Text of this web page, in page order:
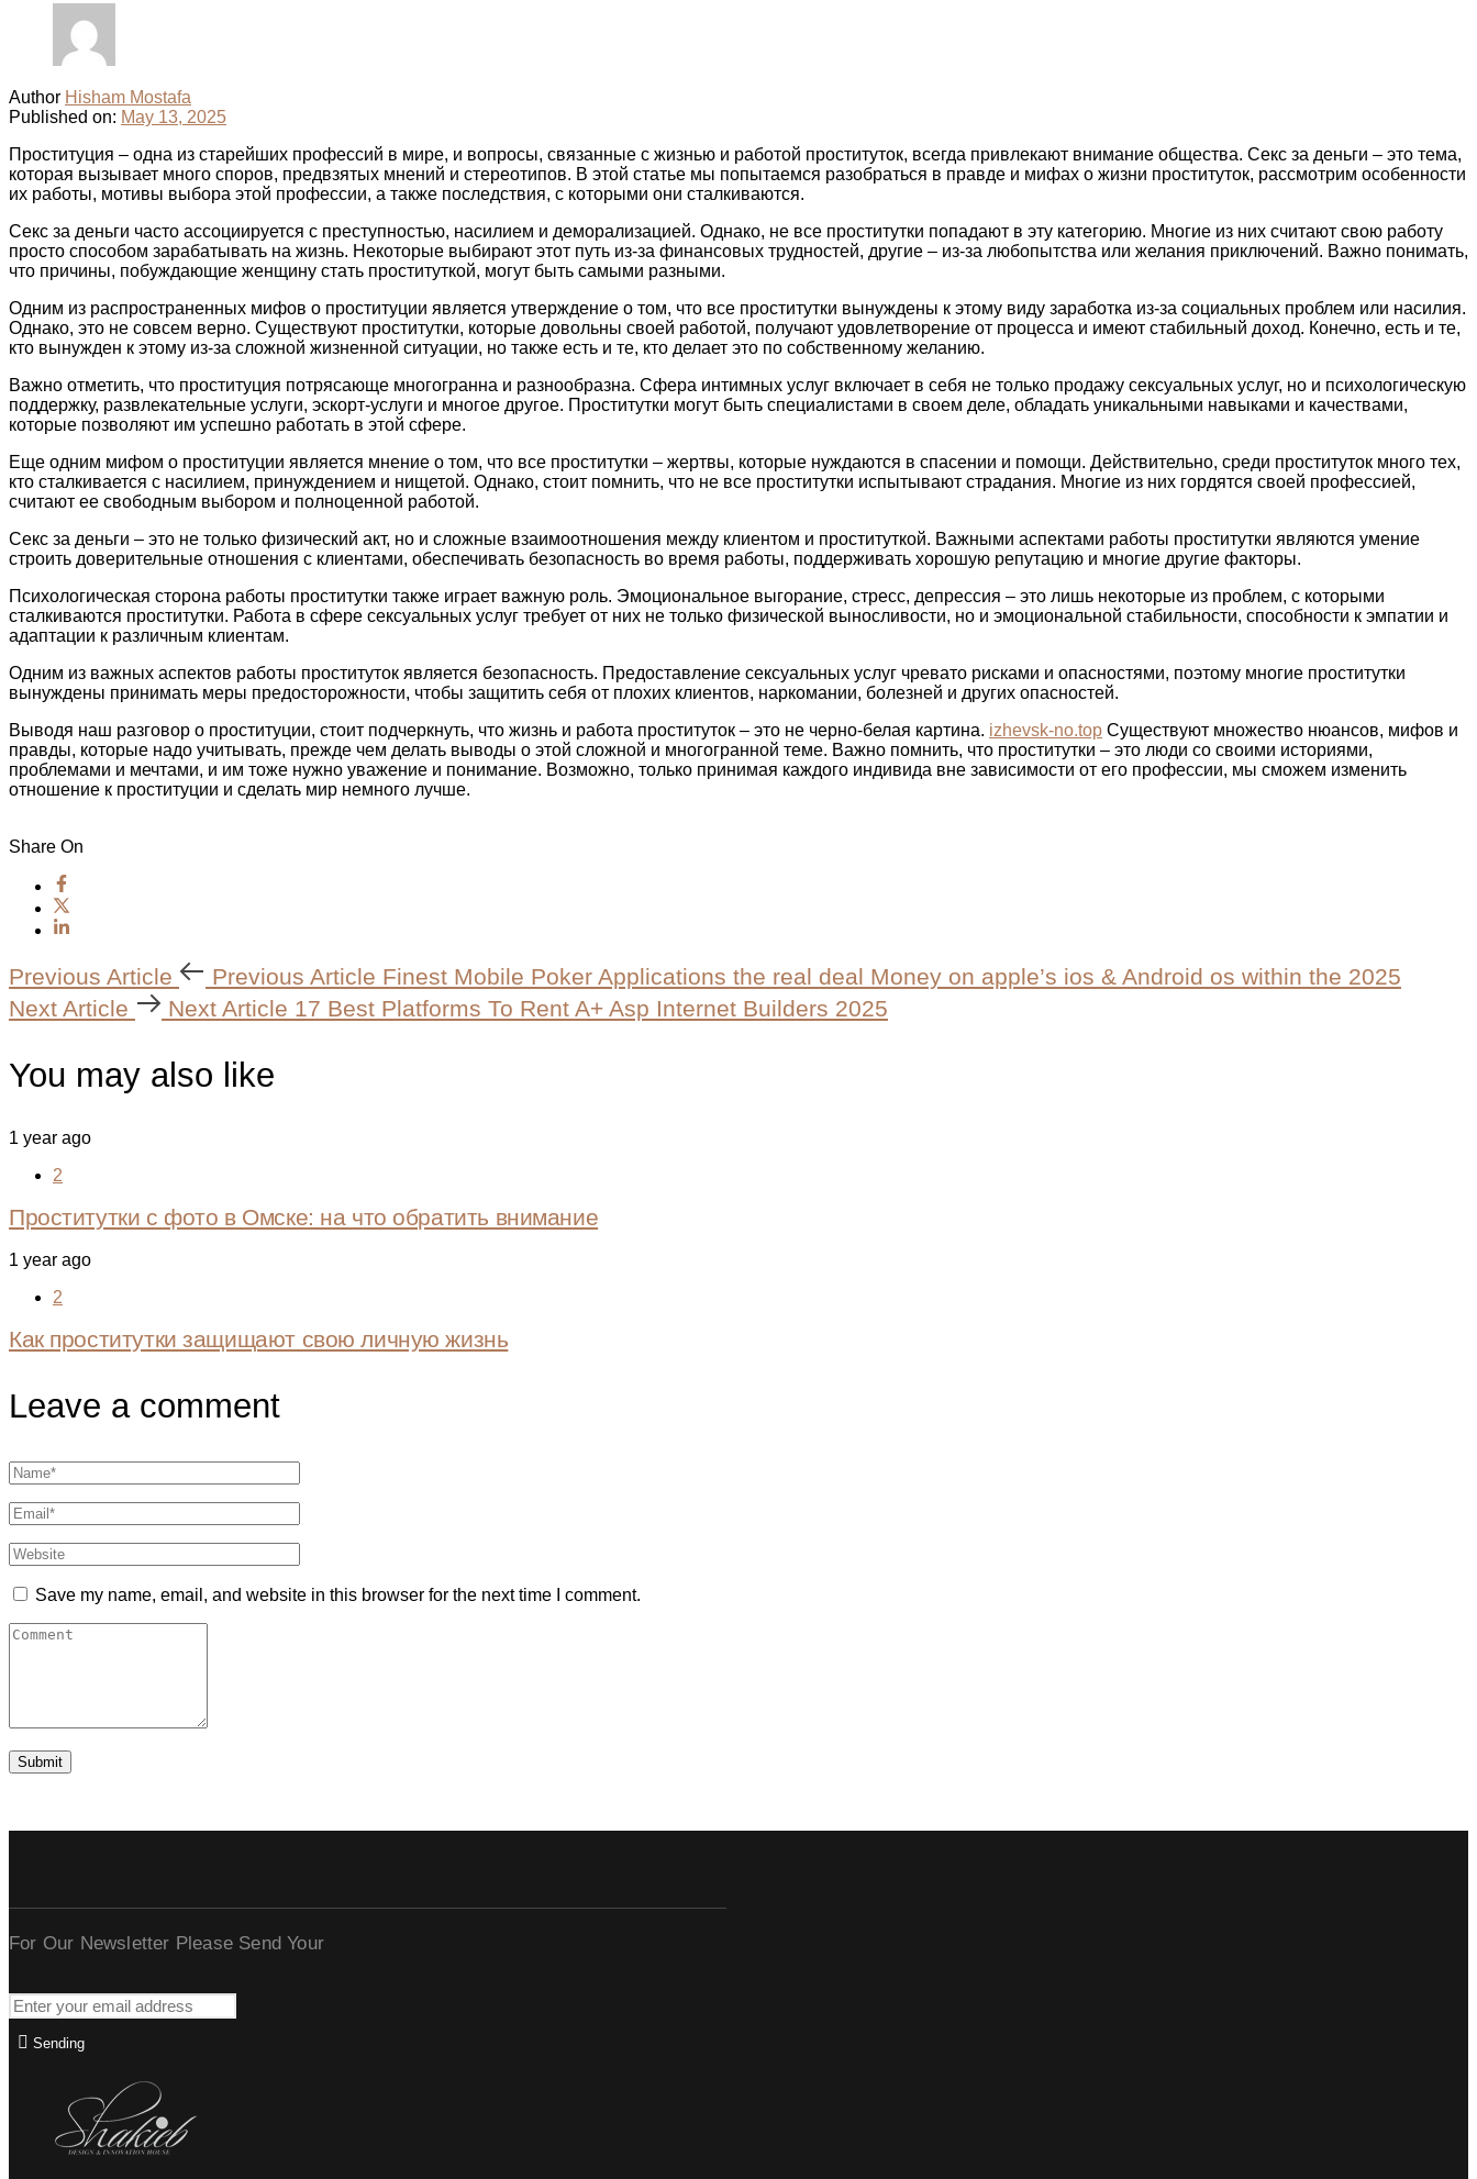
Author Hisham Mostafa
Published on: May 13, 2025
Проституция – одна из старейших профессий в мире, и вопросы, связанные с жизнью и работой проституток, всегда привлекают внимание общества. Секс за деньги – это тема,
которая вызывает много споров, предвзятых мнений и стереотипов. В этой статье мы попытаемся разобраться в правде и мифах о жизни проституток, рассмотрим особенности
их работы, мотивы выбора этой профессии, а также последствия, с которыми они сталкиваются.
Секс за деньги часто ассоциируется с преступностью, насилием и деморализацией. Однако, не все проститутки попадают в эту категорию. Многие из них считают свою работу
просто способом зарабатывать на жизнь. Некоторые выбирают этот путь из-за финансовых трудностей, другие – из-за любопытства или желания приключений. Важно понимать,
что причины, побуждающие женщину стать проституткой, могут быть самыми разными.
Одним из распространенных мифов о проституции является утверждение о том, что все проститутки вынуждены к этому виду заработка из-за социальных проблем или насилия.
Однако, это не совсем верно. Существуют проститутки, которые довольны своей работой, получают удовлетворение от процесса и имеют стабильный доход. Конечно, есть и те,
кто вынужден к этому из-за сложной жизненной ситуации, но также есть и те, кто делает это по собственному желанию.
Важно отметить, что проституция потрясающе многогранна и разнообразна. Сфера интимных услуг включает в себя не только продажу сексуальных услуг, но и психологическую
поддержку, развлекательные услуги, эскорт-услуги и многое другое. Проститутки могут быть специалистами в своем деле, обладать уникальными навыками и качествами,
которые позволяют им успешно работать в этой сфере.
Еще одним мифом о проституции является мнение о том, что все проститутки – жертвы, которые нуждаются в спасении и помощи. Действительно, среди проституток много тех,
кто сталкивается с насилием, принуждением и нищетой. Однако, стоит помнить, что не все проститутки испытывают страдания. Многие из них гордятся своей профессией,
считают ее свободным выбором и полноценной работой.
Секс за деньги – это не только физический акт, но и сложные взаимоотношения между клиентом и проституткой. Важными аспектами работы проститутки являются умение
строить доверительные отношения с клиентами, обеспечивать безопасность во время работы, поддерживать хорошую репутацию и многие другие факторы.
Психологическая сторона работы проститутки также играет важную роль. Эмоциональное выгорание, стресс, депрессия – это лишь некоторые из проблем, с которыми
сталкиваются проститутки. Работа в сфере сексуальных услуг требует от них не только физической выносливости, но и эмоциональной стабильности, способности к эмпатии и
адаптации к различным клиентам.
Одним из важных аспектов работы проституток является безопасность. Предоставление сексуальных услуг чревато рисками и опасностями, поэтому многие проститутки
вынуждены принимать меры предосторожности, чтобы защитить себя от плохих клиентов, наркомании, болезней и других опасностей.
Выводя наш разговор о проституции, стоит подчеркнуть, что жизнь и работа проституток – это не черно-белая картина. izhevsk-no.top Существуют множество нюансов, мифов и
правды, которые надо учитывать, прежде чем делать выводы о этой сложной и многогранной теме. Важно помнить, что проститутки – это люди со своими историями,
проблемами и мечтами, и им тоже нужно уважение и понимание. Возможно, только принимая каждого индивида вне зависимости от его профессии, мы сможем изменить
отношение к проституции и сделать мир немного лучше.
Share On
Previous Article Previous Article Finest Mobile Poker Applications the real deal Money on apple’s ios & Android os within the 2025
Next Article
Next Article 17 Best Platforms To Rent A+ Asp Internet Builders 2025
You may also like
1 year ago
2
Проститутки с фото в Омске: на что обратить внимание
1 year ago
2
Как проститутки защищают свою личную жизнь
Leave a comment
Save my name, email, and website in this browser for the next time I comment.
For Our Newsletter Please Send Your
Sending